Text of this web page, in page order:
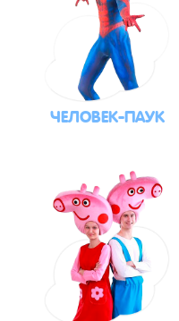
ЧЕЛОВЕК-ПАУК